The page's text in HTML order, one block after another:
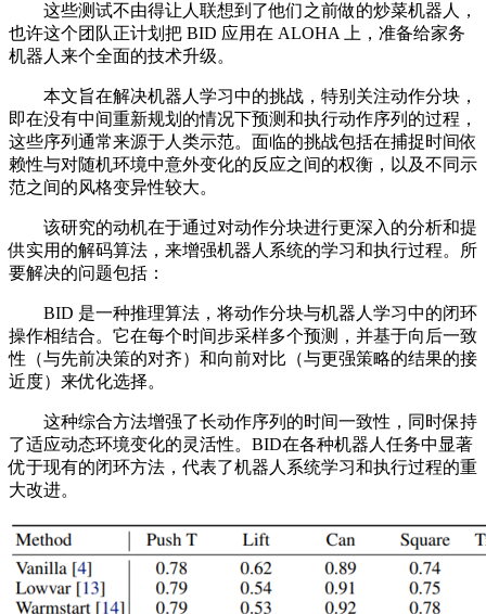
这些测试不由得让人联想到了他们之前做的炒菜机器人，
也许这个团队正计划把 BID 应用在 ALOHA 上，准备给家务
机器人来个全面的技术升级。
本文旨在解决机器人学习中的挑战，特别关注动作分块，
即在没有中间重新规划的情况下预测和执行动作序列的过程，
这些序列通常来源于人类示范。面临的挑战包括在捕捉时间依
赖性与对随机环境中意外变化的反应之间的权衡，以及不同示
范之间的风格变异性较大。
该研究的动机在于通过对动作分块进行更深入的分析和提
供实用的解码算法，来增强机器人系统的学习和执行过程。所
要解决的问题包括：
BID 是一种推理算法，将动作分块与机器人学习中的闭环
操作相结合。它在每个时间步采样多个预测，并基于向后一致
性（与先前决策的对齐）和向前对比（与更强策略的结果的接
近度）来优化选择。
这种综合方法增强了长动作序列的时间一致性，同时保持
了适应动态环境变化的灵活性。BID在各种机器人任务中显著
优于现有的闭环方法，代表了机器人系统学习和执行过程的重
大改进。